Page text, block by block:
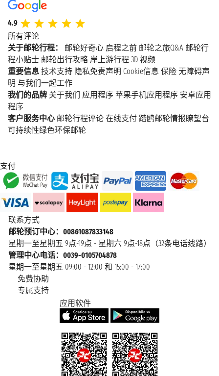
4.9
所有评论
关于邮轮行程：
邮轮好奇心 启程之前 邮轮之旅Q&A 邮轮行
程小贴士 邮轮出行攻略 岸上游行程 3D 视频
重要信息 技术支持 隐私免责声明 Cookie信息 保险 无障碍声
明 与我们一起工作
我们的品牌 关于我们 应用程序 苹果手机应用程序 安卓应用
程序
客户服务中心 邮轮行程评论 在线支付 踏鸥邮轮情报瞭望台
可持续性绿色环保邮轮
支付
联系方式
邮轮预订中心：00861087833148
星期一至星期五 9点-19点 - 星期六 9点-18点（32条电话线路）
管理中心电话：0039-0105704878
星期一至星期五 09:00 - 12:00 和 15:00 - 17:00
免费协助
专属支持
应用软件